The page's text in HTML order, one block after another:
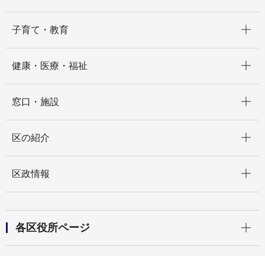
子育て・教育
健康・医療・福祉
窓口・施設
区の紹介
区政情報
各区役所ページ